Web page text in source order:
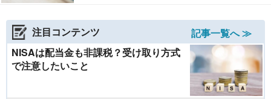
注目コンテンツ
記事一覧へ ≫
NISAは配当金も非課税？受け取り方式
で注意したいこと